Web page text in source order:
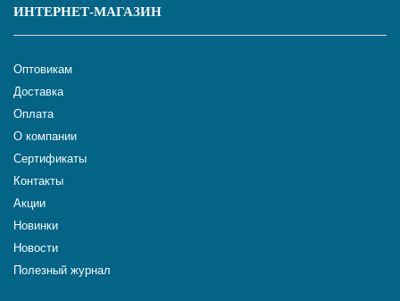
ИНТЕРНЕТ-МАГАЗИН
Оптовикам
Доставка
Оплата
О компании
Сертификаты
Контакты
Акции
Новинки
Новости
Полезный журнал